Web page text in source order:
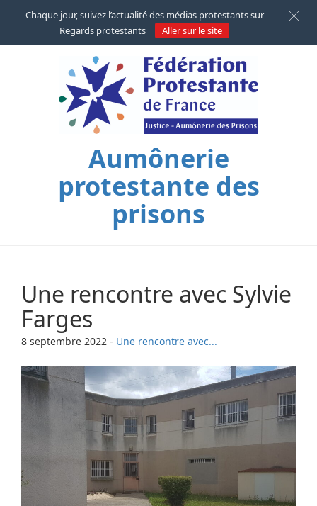
Aumônerie
protestante des
prisons
Une rencontre avec Sylvie
Farges
8 septembre 2022 - Une rencontre avec...
Chaque jour, suivez l’actualité des médias protestants sur
Regards protestants
Aller sur le site